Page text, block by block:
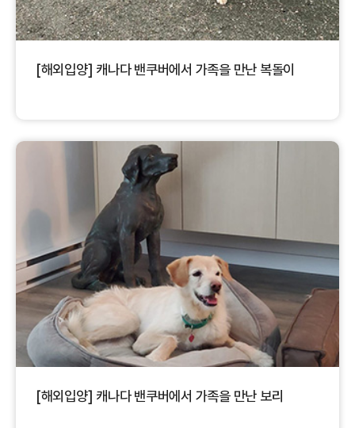
[해외입양] 캐나다 밴쿠버에서 가족을 만난 복돌이
[해외입양] 캐나다 밴쿠버에서 가족을 만난 보리